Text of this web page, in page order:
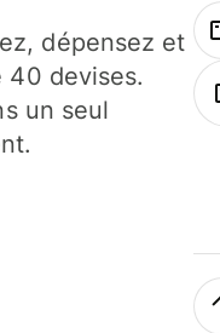
dépensez et
40 devises.
un seul